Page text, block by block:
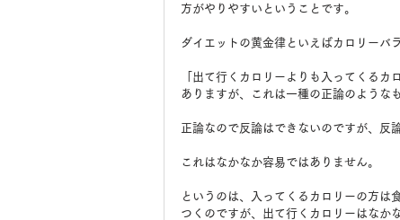
方がやりやすいということです。
ダイエットの黄金律といえばカロリーバ
「出て行くカロリーよりも入ってくる
ありますが、これは一種の正論のような
正論なので反論はできないのですが、反
これはなかなか容易ではありません。
というのは、入ってくるカロリーの方は
つくのですが、出て行くカロリーはなか